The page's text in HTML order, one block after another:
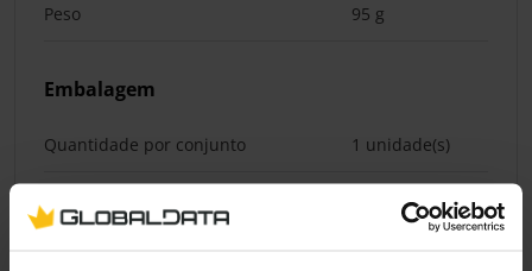
Peso 95 g
Embalagem
Quantidade por conjunto 1 unidade(s)
180 mm